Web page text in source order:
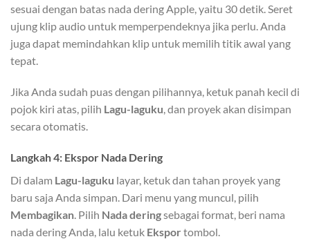
sesuai dengan batas nada dering Apple, yaitu 30 detik. Seret
ujung klip audio untuk memperpendeknya jika perlu. Anda
juga dapat memindahkan klip untuk memilih titik awal yang
tepat.
Jika Anda sudah puas dengan pilihannya, ketuk panah kecil di
pojok kiri atas, pilih Lagu-laguku , dan proyek akan disimpan
secara otomatis.
Langkah 4: Ekspor Nada Dering
Di dalam Lagu-laguku layar, ketuk dan tahan proyek yang
baru saja Anda simpan. Dari menu yang muncul, pilih
Membagikan . Pilih Nada deringsebagai format, beri nama
nada dering Anda, lalu ketuk Ekspor tombol.